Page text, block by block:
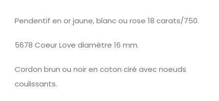
Pendentif en or jaune, blanc ou rose 18 carats/750.
5678 Coeur Love diamètre 16 mm.
Cordon brun ou noir en coton ciré avec noeuds
coulissants.